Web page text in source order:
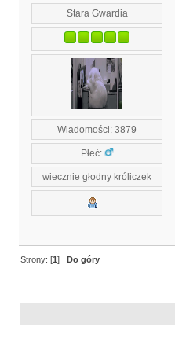
Stara Gwardia
Wiadomości: 3879
Płeć:
wiecznie głodny króliczek
Strony: [1] Do góry